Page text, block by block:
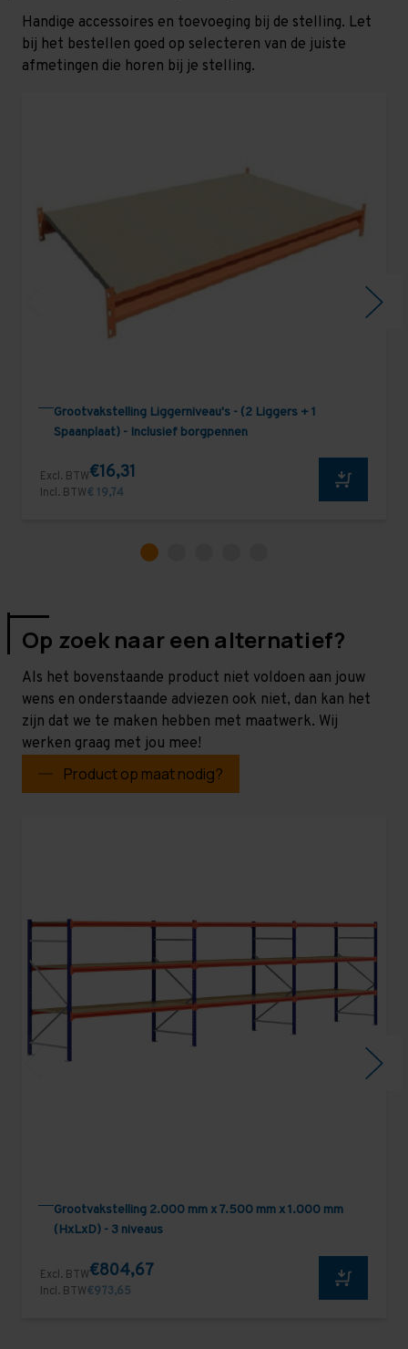
Handige accessoires en toevoeging bij de stelling. Let
bij het bestellen goed op selecteren van de juiste
afmetingen die horen bij je stelling.
Grootvakstelling Liggerniveau's - (2 Liggers + 1
Spaanplaat) - Inclusief borgpennen
Excl. BTW€16,31
Incl. BTW€ 19,74
Op zoek naar een alternatief?
Als het bovenstaande product niet voldoen aan jouw
wens en onderstaande adviezen ook niet, dan kan het
zijn dat we te maken hebben met maatwerk. Wij
werken graag met jou mee!
Product op maat nodig?
Grootvakstelling 2.000 mm x 7.500 mm x 1.000 mm
(HxLxD) - 3 niveaus
Excl. BTW€804,67
Incl. BTW€973,65